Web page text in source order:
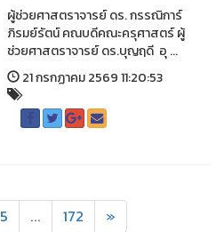
ผู้ช่วยศาสตราจารย์ ดร. กรรณิการ์
ภิรมย์รัตน์ คณบดีคณะครุศาสตร์ ผู้
ช่วยศาสตราจารย์ ดร.บุญฤดี อุ ...
21 กรกฏาคม 2569 11:20:53
5 ... 172 »